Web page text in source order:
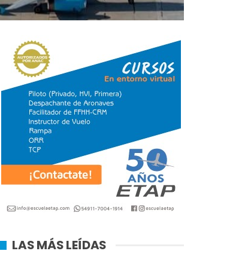
LAS MÁS LEÍDAS